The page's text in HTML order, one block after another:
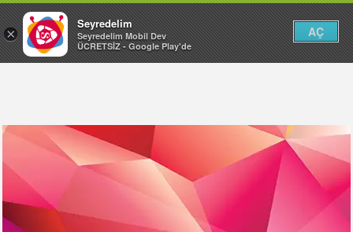
×
Seyredelim
Seyredelim Mobil Dev
ÜCRETSİZ - Google Play'de
AÇ